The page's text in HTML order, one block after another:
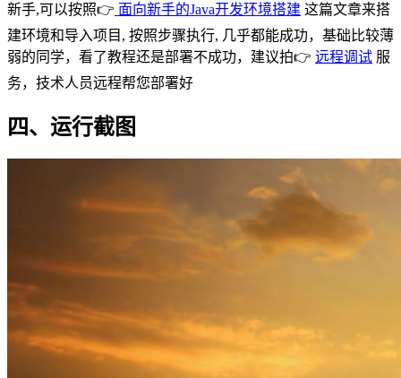
新手,可以按照👉 面向新手的Java开发环境搭建 这篇文章来搭
建环境和导入项目, 按照步骤执行, 几乎都能成功，基础比较薄
弱的同学，看了教程还是部署不成功，建议拍👉 远程调试 服
务，技术人员远程帮您部署好
四、运行截图